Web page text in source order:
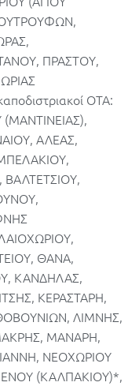
ΠΡΑΣΤΟΥ,
ΟΤΑ:
(ΜΑΝΤΙΝΕΙΑΣ),
ΑΛΕΑΣ,
ΘΑΝΑ,
ΚΑΝΔΗΛΑΣ,
ΚΕΡΑΣΤΑΡΗ,
ΛΙΜΝΗΣ,
ΜΑΝΑΡΗ,
ΝΕΟΧΩΡΙΟΥ
(ΚΑΛΠΑΚΙΟΥ)*,